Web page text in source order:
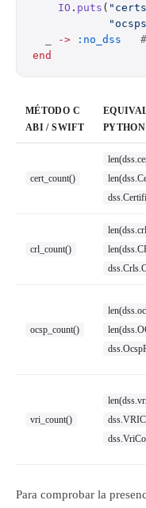
    IO
. puts (
-> :no_dss
end
MÉTODO C
ABI / SWIFT
cert_count()
crl_count()
ocsp_count()
vri_count()
Para comprobar la